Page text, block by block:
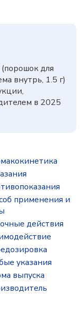
(порошок для
внутрь, 1.5 г)
в 2025
применения и
действия
указания
выпуска